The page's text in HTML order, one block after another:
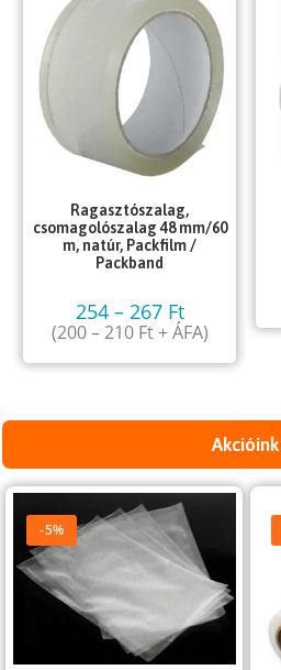
Ragasztószalag,
csomagolószalag 48 mm/60
m, natúr, Packfilm /
Packband
254 – 267 Ft
(200–210 Ft+ ÁFA)
Akcióink
-5%